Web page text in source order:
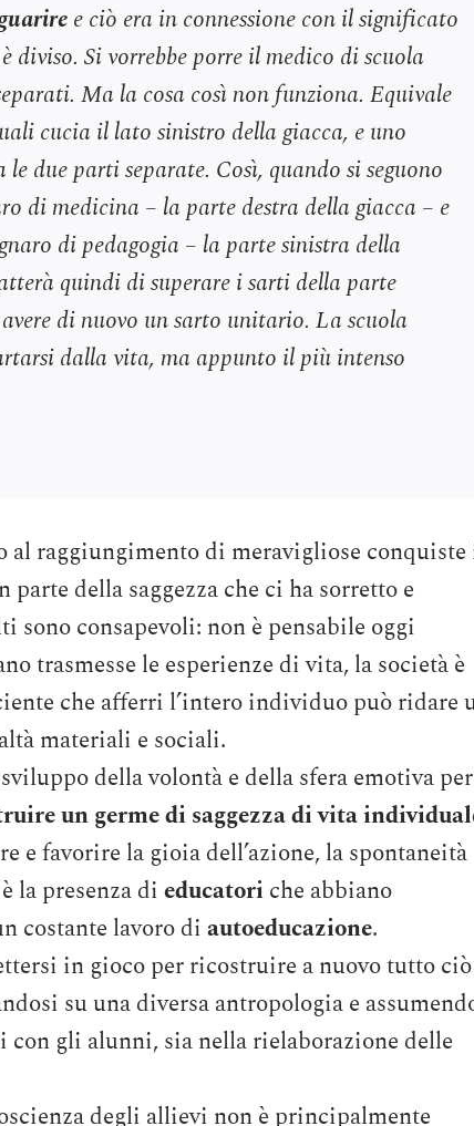
e ciò era in connessione con il significato
diviso. Si vorrebbe porre il medico di scuola
Ma la cosa così non funziona. Equivale
cucia il lato sinistro della giacca, e uno
due parti separate. Così, quando si seguono
di medicina – la parte destra della giacca – e
di pedagogia – la parte sinistra della
quindi di superare i sarti della parte
di nuovo un sarto unitario. La scuola
dalla vita, ma appunto il più intenso
al raggiungimento di meravigliose
della saggezza che ci ha sorretto e
sono consapevoli: non è pensabile oggi
trasmesse le esperienze di vita, la società è
che afferri l’intero individuo può ridare
materiali e sociali.
della volontà e della sfera emotiva per
un germe di saggezza di vita
e favorire la gioia dell’azione, la spontaneità
la presenza dieducatoriche abbiano
costante lavoro diautoeducazione.
in gioco per ricostruire a nuovo tutto ciò
su una diversa antropologia e
gli alunni, sia nella rielaborazione delle
degli allievi non è principalmente